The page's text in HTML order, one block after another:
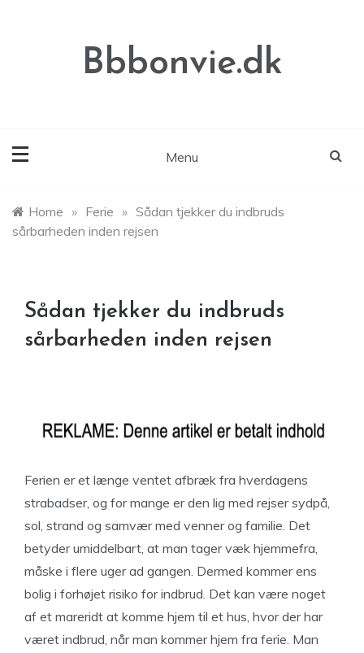
Bbbonvie.dk
Menu
Home » Ferie » Sådan tjekker du indbruds
sårbarheden inden rejsen
Sådan tjekker du indbruds
sårbarheden inden rejsen
Ferien er et længe ventet afbræk fra hverdagens
strabadser, og for mange er den lig med rejser sydpå,
sol, strand og samvær med venner og familie. Det
betyder umiddelbart, at man tager væk hjemmefra,
måske i flere uger ad gangen. Dermed kommer ens
bolig i forhøjet risiko for indbrud. Det kan være noget
af et mareridt at komme hjem til et hus, hvor der har
været indbrud, når man kommer hjem fra ferie. Man